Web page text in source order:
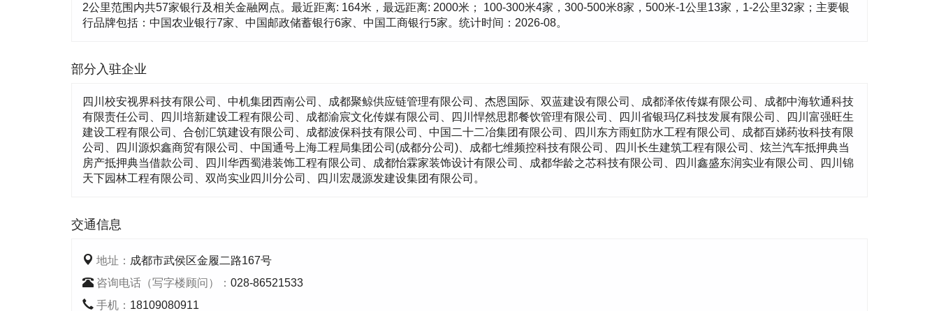
2公里范围内共57家银行及相关金融网点。最近距离: 164米，最远距离: 2000米； 100-300米4家，300-500米8家，500米-1公里13家，1-2公里32家；主要银
行品牌包括：中国农业银行7家、中国邮政储蓄银行6家、中国工商银行5家。统计时间：2026-08。
部分入驻企业
四川校安视界科技有限公司、中机集团西南公司、成都聚鲸供应链管理有限公司、杰恩国际、双蓝建设有限公司、成都泽依传媒有限公司、成都中海软通科技
有限责任公司、四川培新建设工程有限公司、成都渝宸文化传媒有限公司、四川悍然思郡餐饮管理有限公司、四川省银玛亿科技发展有限公司、四川富强旺生
建设工程有限公司、合创汇筑建设有限公司、成都波保科技有限公司、中国二十二冶集团有限公司、四川东方雨虹防水工程有限公司、成都百娣药妆科技有限
公司、四川源炽鑫商贸有限公司、中国通号上海工程局集团公司(成都分公司)、成都七维频控科技有限公司、四川长生建筑工程有限公司、炫兰汽车抵押典当
房产抵押典当借款公司、四川华西蜀港装饰工程有限公司、成都怡霖家装饰设计有限公司、成都华龄之芯科技有限公司、四川鑫盛东润实业有限公司、四川锦
天下园林工程有限公司、双尚实业四川分公司、四川宏晟源发建设集团有限公司。
交通信息
地址： 成都市武侯区金履二路167号
咨询电话（写字楼顾问）： 028-86521533
手机： 18109080911